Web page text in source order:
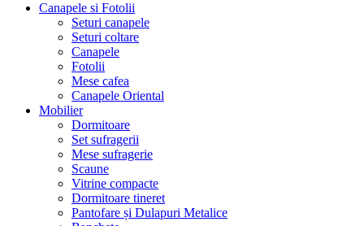
Canapele si Fotolii
Seturi canapele
Seturi coltare
Canapele
Fotolii
Mese cafea
Canapele Oriental
Mobilier
Dormitoare
Set sufragerii
Mese sufragerie
Scaune
Vitrine compacte
Dormitoare tineret
Pantofare și Dulapuri Metalice